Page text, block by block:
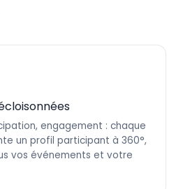
engagement : chaque
un profil participant à 360°,
vos événements et votre